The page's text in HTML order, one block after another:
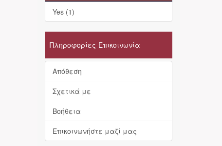
Yes (1)
Πληροφορίες-Επικοινωνία
Απόθεση
Σχετικά με
Βοήθεια
Επικοινωνήστε μαζί μας